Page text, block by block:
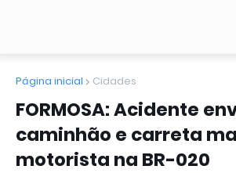
Página inicial Cidades
FORMOSA: Acidente
caminhão e carreta
motorista na BR-020